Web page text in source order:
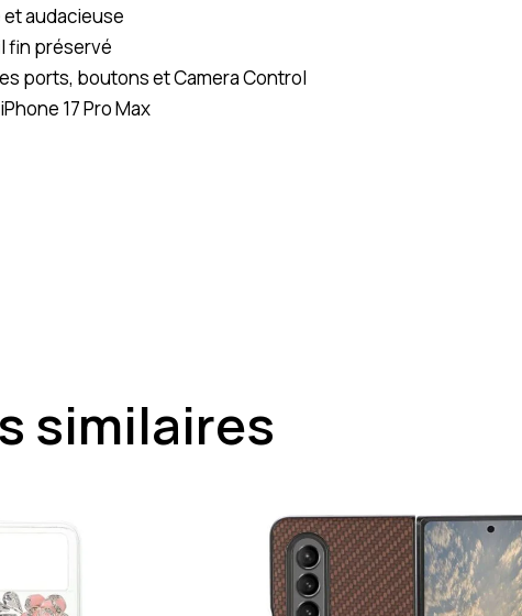
audacieuse
fin préservé
ports, boutons et Camera Control
17 Pro Max
similaires